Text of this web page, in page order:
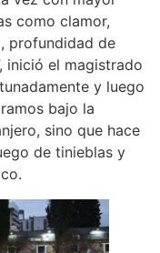
como clamor,
profundidad de
inició el magistrado
y luego
bajo la
sino que hace
de tinieblas y